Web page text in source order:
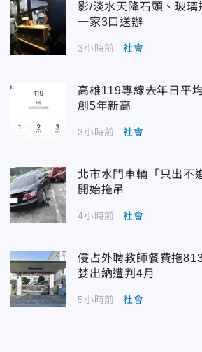
影/淡水天降石頭、玻
一家3口送辦
3小時前 社會
高雄119專線去年日平
創5年新高
3小時前 社會
北市水門車輛「只出
開始拖吊
4小時前 社會
侵占外聘教師餐費拖
婪出納遭判4月
5小時前 社會